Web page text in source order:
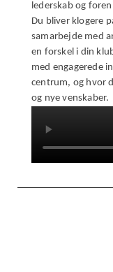
lederskab og
Du bliver klogere
samarbejde med
en forskel i din
med engagerede
centrum, og hvor
og nye venskaber.